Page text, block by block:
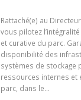
Rattaché(e) au
vous pilotez
et curative du parc.
disponibilité des
systèmes de stockage
ressources internes et
parc, dans le...